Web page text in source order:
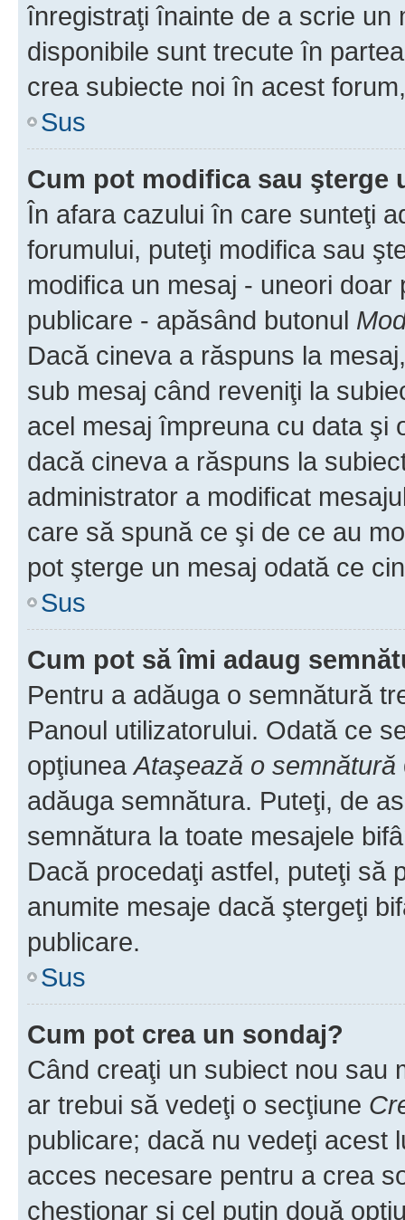
înregistraţi înainte de a scrie un
disponibile sunt trecute în
crea subiecte noi în acest
Sus
Cum pot modifica sau şterge
În afara cazului în care sunteţi
forumului, puteţi modifica sau
modifica un mesaj - uneori
publicare - apăsând butonul
Dacă cineva a răspuns la
sub mesaj când reveniţi la
acel mesaj împreuna cu data şi
dacă cineva a răspuns la
administrator a modificat
care să spună ce şi de ce au
pot şterge un mesaj odată ce
Sus
Cum pot să îmi adaug
Pentru a adăuga o semnătură
Panoul utilizatorului. Odată ce
opţiuneaAtaşează o semnătură
adăuga semnătura. Puteţi, de
semnătura la toate mesajele
Dacă procedaţi astfel, puteţi să
anumite mesaje dacă ştergeţi
publicare.
Sus
Cum pot crea un sondaj?
Când creaţi un subiect nou sau
ar trebui să vedeţi o secţiune
publicare; dacă nu vedeţi acest
acces necesare pentru a crea
chestionar şi cel puţin două